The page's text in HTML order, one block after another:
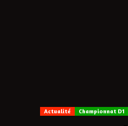
Actualité Championnat D1